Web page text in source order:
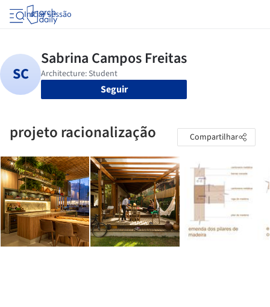
Iniciar sessão
Seguir
projeto racionalização Compartilhar